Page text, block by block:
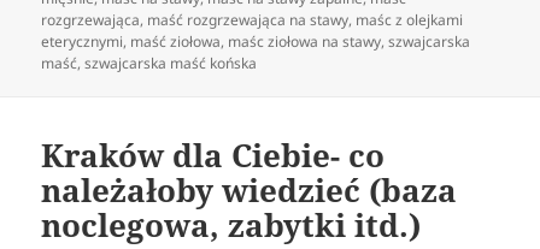
rozgrzewająca, maść rozgrzewająca na stawy, maśc z olejkami
eterycznymi, maść ziołowa, maśc ziołowa na stawy,szwajcarska
maść,szwajcarska maść końska
Kraków dla Ciebie- co
należałoby wiedzieć (baza
noclegowa, zabytki itd.)